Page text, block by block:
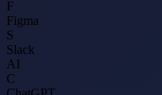
F
Figma
S
Slack
AI
C